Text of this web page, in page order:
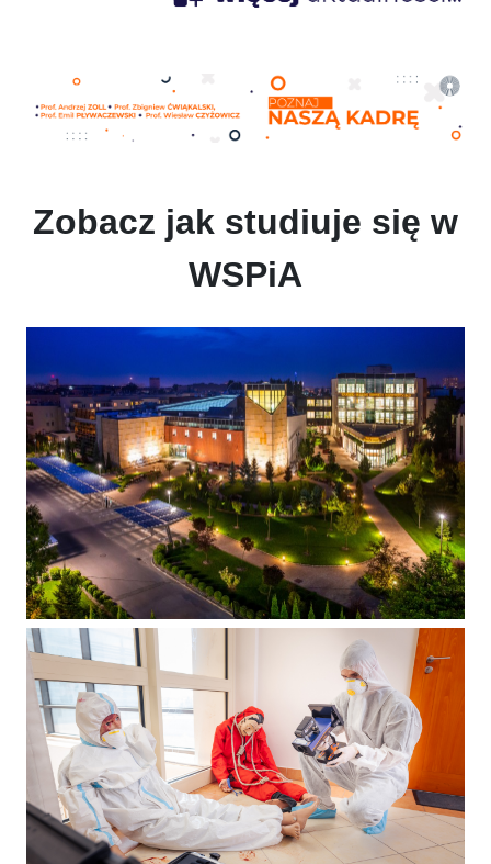
Ćwiąkalski - wybitny prawnik,
skazanie.
Zobacz jak studiuje się w
WSPiA